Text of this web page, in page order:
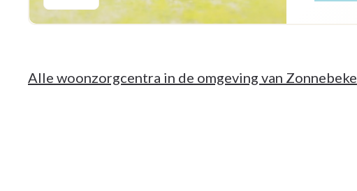
Alle woonzorgcentra in de omgeving van Zonnebeke